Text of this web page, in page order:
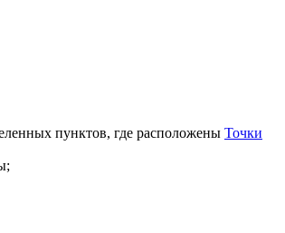
пунктов, где расположены Точки